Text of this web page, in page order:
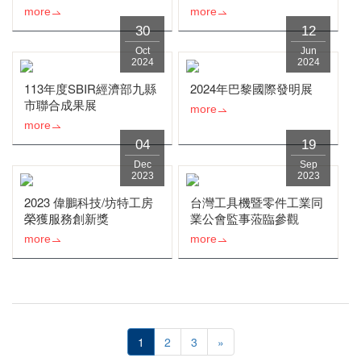
more more
30
Oct
2024
113年度SBIR經濟部九縣
市聯合成果展
more
12
Jun
2024
2024年巴黎國際發明展
more
04
Dec
2023
2023 偉鵬科技/坊特工房
榮獲服務創新獎
more
19
Sep
2023
台灣工具機暨零件工業同
業公會監事蒞臨參觀
more
1 2 3 »